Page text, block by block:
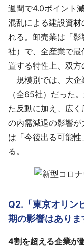
週間で4.0ポイント
混乱による建設資
れる。卸売業は「
社）で、全産業で
置する特性上、双方
規模別では、大企
（全65社）だった
た反動に加え、広
の内需減退の影響
は「今後出る可能
る。
Q2.「東京オリン
期の影響はありま
4割を超える企業が